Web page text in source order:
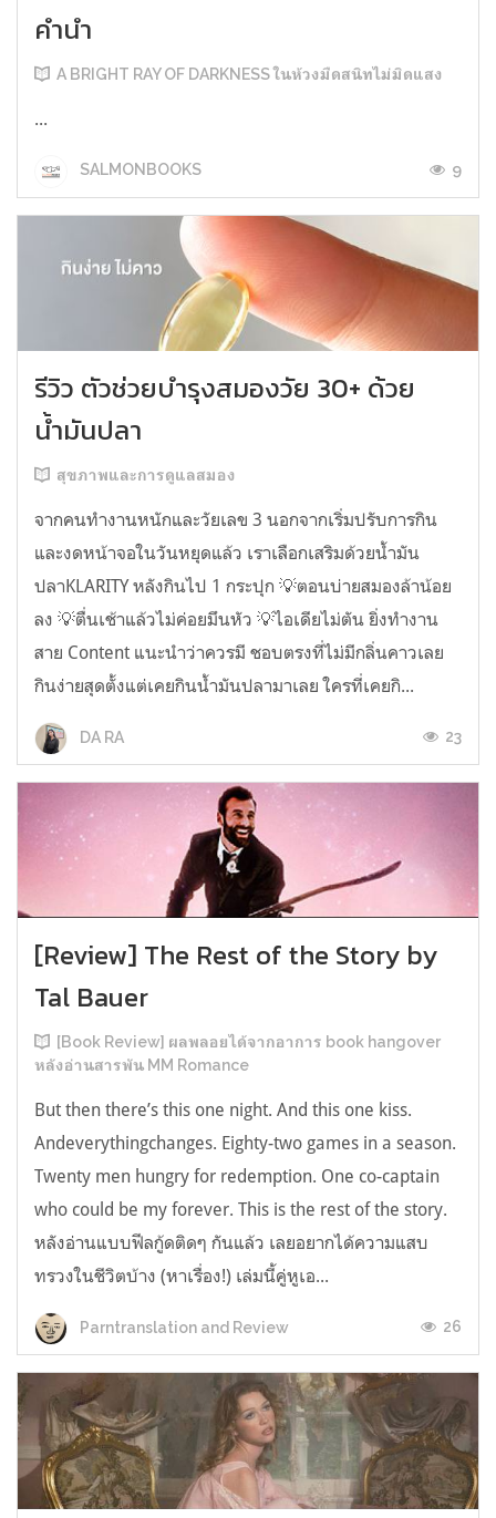
คำนำ
A BRIGHT RAY OF DARKNESS ในห้วงมืดสนิทไม่มิดแสง
...
SALMONBOOKS 9
รีวิว ตัวช่วยบำรุงสมองวัย 30+ ด้วย
น้ำมันปลา
สุขภาพและการดูแลสมอง
จากคนทำงานหนักและวัยเลข 3 นอกจากเริ่มปรับการกิน
และงดหน้าจอในวันหยุดแล้ว เราเลือกเสริมด้วยน้ำมัน
ปลาKLARITY หลังกินไป 1 กระปุก 💡ตอนบ่ายสมองล้าน้อย
ลง 💡ตื่นเช้าแล้วไม่ค่อยมึนหัว 💡ไอเดียไม่ตัน ยิ่งทำงาน
สาย Content แนะนำว่าควรมี ชอบตรงที่ไม่มีกลิ่นคาวเลย
กินง่ายสุดตั้งแต่เคยกินน้ำมันปลามาเลย ใครที่เคยกิ...
DA RA 23
[Review] The Rest of the Story by
Tal Bauer
[Book Review] ผลพลอยได้จากอาการ book hangover
หลังอ่านสารพัน MM Romance
But then there’s this one night. And this one kiss.
Andeverythingchanges. Eighty-two games in a season.
Twenty men hungry for redemption. One co-captain
who could be my forever. This is the rest of the story.
หลังอ่านแบบฟีลกู้ดติดๆ กันแล้ว เลยอยากได้ความแสบ
ทรวงในชีวิตบ้าง (หาเรื่อง!) เล่มนี้คู่หูเอ...
Parntranslation and Review 26